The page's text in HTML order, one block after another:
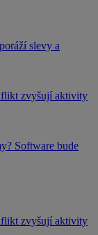
slevy a
zvyšují aktivity
Software bude
zvyšují aktivity